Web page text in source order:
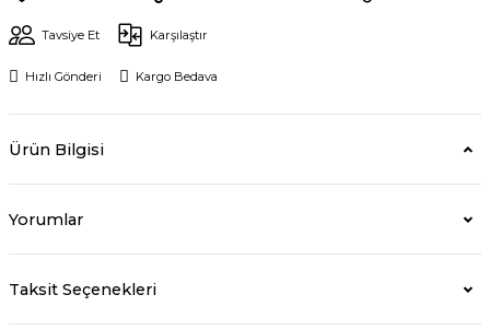
Tavsiye Et Karşılaştır
Hızlı Gönderi Kargo Bedava
Ürün Bilgisi
Yorumlar
Taksit Seçenekleri